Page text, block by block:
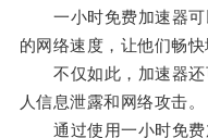
一小时免费加速器可
的网络速度，让他们畅快
不仅如此，加速器还
人信息泄露和网络攻击。
通过使用一小时免费